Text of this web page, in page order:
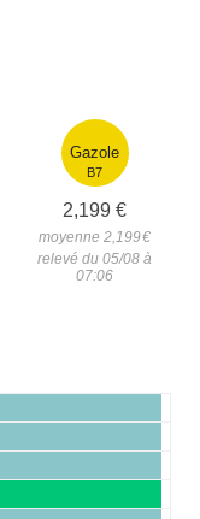
Gazole
B7
2,199 €
moyenne 2,199€
relevé du 05/08 à
07:06